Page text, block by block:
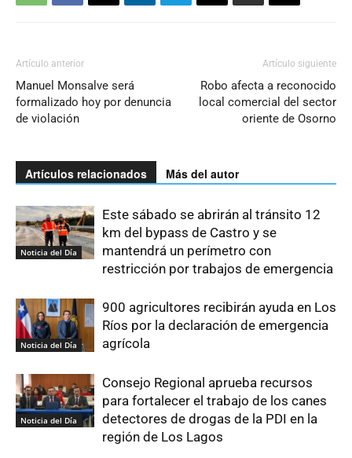
Artículo anterior
Manuel Monsalve será
formalizado hoy por denuncia
de violación
Artículo siguiente
Robo afecta a reconocido
local comercial del sector
oriente de Osorno
Artículos relacionados Más del autor
Noticia del Día
Este sábado se abrirán al tránsito 12
km del bypass de Castro y se
mantendrá un perímetro con
restricción por trabajos de emergencia
Noticia del Día
900 agricultores recibirán ayuda en Los
Ríos por la declaración de emergencia
agrícola
Noticia del Día
Consejo Regional aprueba recursos
para fortalecer el trabajo de los canes
detectores de drogas de la PDI en la
región de Los Lagos